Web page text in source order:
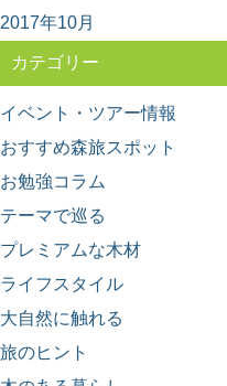
ーズ。 今
2017年10月
カテゴリー
イベント・ツアー情報
おすすめ森旅スポット
お勉強コラム
テーマで巡る
プレミアムな木材
ライフスタイル
大自然に触れる
旅のヒント